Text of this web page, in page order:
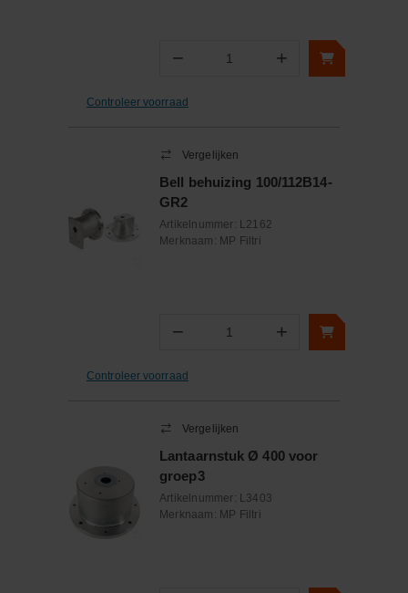
− Aantal +
Controleer voorraad
Vergelijken
Bell behuizing 100/112B14-
GR2
Artikelnummer: L2162
Merknaam: MP Filtri
− Aantal +
Controleer voorraad
Vergelijken
Lantaarnstuk Ø 400 voor
groep3
Artikelnummer: L3403
Merknaam: MP Filtri